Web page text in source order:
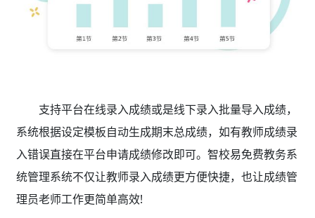
支持平台在线录入成绩或是线下录入批量导入成绩，
系统根据设定模板自动生成期末总成绩，如有教师成绩录
入错误直接在平台申请成绩修改即可。智校易免费教务系
统管理系统不仅让教师录入成绩更方便快捷，也让成绩管
理员老师工作更简单高效!